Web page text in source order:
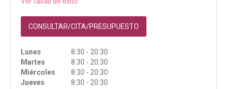
CONSULTAR/CITA/PRESUPUESTO
Lunes
8:30 - 20:30
Martes
8:30 - 20:30
Miércoles
8:30 - 20:30
Jueves
8:30 - 20:30